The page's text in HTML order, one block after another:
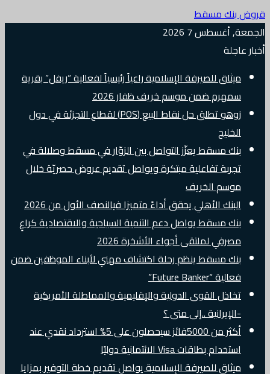
قروض بنك مسقط
الجمعة, أغسطس 7 2026
أخبار عاجلة
ميثاق للصيرفة الإسلامية راعياً رئيسياً لفعالية “ريفل” بقرية
سمهرم ضمن موسم خريف ظفار 2026
زوهو تطلق حل نقاط البيع (POS) لقطاع التجزئة في دول
الخليج
بنك مسقط يعزّز التواصل بين الزوّار في مسقط وصلالة في
تجربة تفاعلية مبتكرة ويواصل تقديم عروض حصريّة خلال
موسم الخريف
البنك الأهلي يحقق أداءً متميزا فيالنصف الأول من 2026
بنك مسقط يواصل دعم التنمية السياحية والاقتصادية كراعٍ
مصرفي لملتقى أجواء الأشخرة 2026
بنك مسقط ينظم رحلة اكتشاف مهني لأبناء الموظفين ضمن
فعالية “Future Banker”
تخاذل القوى الدولية والإقليمية والمماطلة الأمريكية
-الإيرانية ..إلى متى ؟
أكثر من 5000فائز سيحصلون على 5% استرداد نقدي عند
استخدام بطاقات Visa الائتمانية دوليًا
ميثاق للصيرفة الإسلامية يواصل تقديم خطة التوفير بمزايا